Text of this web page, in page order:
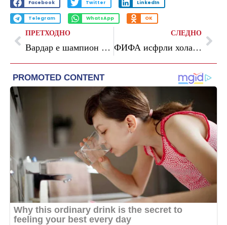
Facebook Twitter LinkedIn
Telegram WhatsApp OK
ПРЕТХОДНО
Вардар е шампион на Македонија
СЛЕДНО
ФИФА исфрли холандски судија од Светското првенство